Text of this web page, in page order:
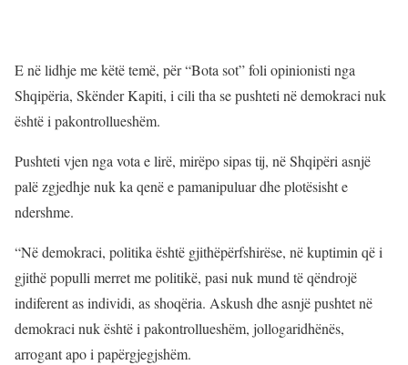
E në lidhje me këtë temë, për “Bota sot” foli opinionisti nga
Shqipëria, Skënder Kapiti, i cili tha se pushteti në demokraci nuk
është i pakontrollueshëm.
Pushteti vjen nga vota e lirë, mirëpo sipas tij, në Shqipëri asnjë
palë zgjedhje nuk ka qenë e pamanipuluar dhe plotësisht e
ndershme.
“Në demokraci, politika është gjithëpërfshirëse, në kuptimin që i
gjithë populli merret me politikë, pasi nuk mund të qëndrojë
indiferent as individi, as shoqëria. Askush dhe asnjë pushtet në
demokraci nuk është i pakontrollueshëm, jollogaridhënës,
arrogant apo i papërgjegjshëm.